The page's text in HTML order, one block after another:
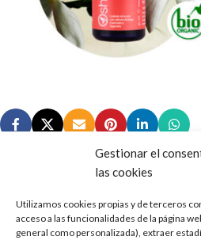
Gestionar el
las cookies
Utilizamos cookies propias y de terceros
acceso a las funcionalidades de la página
general como personalizada), extraer
Copyright 2014-2025
Todos los derechos